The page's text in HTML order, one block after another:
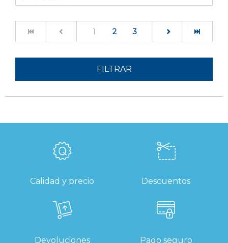
1 (current)
2 3
FILTRAR
Calidad y precio Descuentos
Devoluciones Pago seguro